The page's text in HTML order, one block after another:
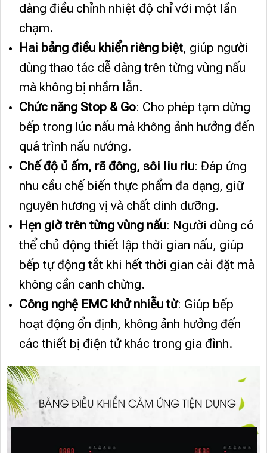
dàng điều chỉnh nhiệt độ chỉ với một lần
chạm.
Hai bảng điều khiển riêng biệt, giúp người
dùng thao tác dễ dàng trên từng vùng nấu
mà không bị nhầm lẫn.
Chức năng Stop & Go: Cho phép tạm dừng
bếp trong lúc nấu mà không ảnh hưởng đến
quá trình nấu nướng.
Chế độ ủ ấm, rã đông, sôi liu riu: Đáp ứng
nhu cầu chế biến thực phẩm đa dạng, giữ
nguyên hương vị và chất dinh dưỡng.
Hẹn giờ trên từng vùng nấu: Người dùng có
thể chủ động thiết lập thời gian nấu, giúp
bếp tự động tắt khi hết thời gian cài đặt mà
không cần canh chừng.
Công nghệ EMC khử nhiễu từ: Giúp bếp
hoạt động ổn định, không ảnh hưởng đến
các thiết bị điện tử khác trong gia đình.